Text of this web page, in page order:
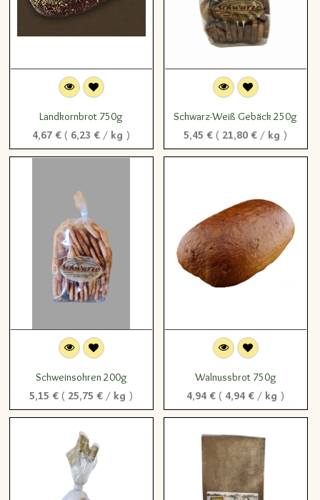
Landkornbrot 750g
4,67 €( 6,23 € / kg )
Schwarz-Weiß Gebäck 250g
5,45 €( 21,80 € / kg )
Schweinsohren 200g
5,15 €( 25,75 € / kg )
Walnussbrot 750g
4,94 €( 4,94 € / kg )